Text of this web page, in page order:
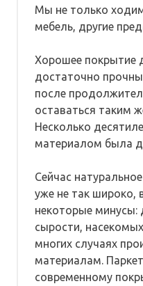
Мы не только
мебель, другие
Хорошее покрытие
достаточно
после
оставаться таким
Несколько
материалом была
Сейчас
уже не так широко,
некоторые минусы:
сырости,
многих случаях
материалам.
современному